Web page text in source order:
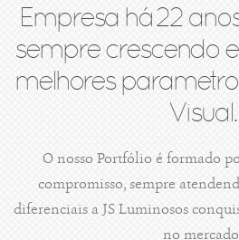
Empresa há 22
sempre crescendo
melhores
Visual.
O nosso Portfólio é formado
compromisso, sempre
diferenciais a JS Luminosos
no